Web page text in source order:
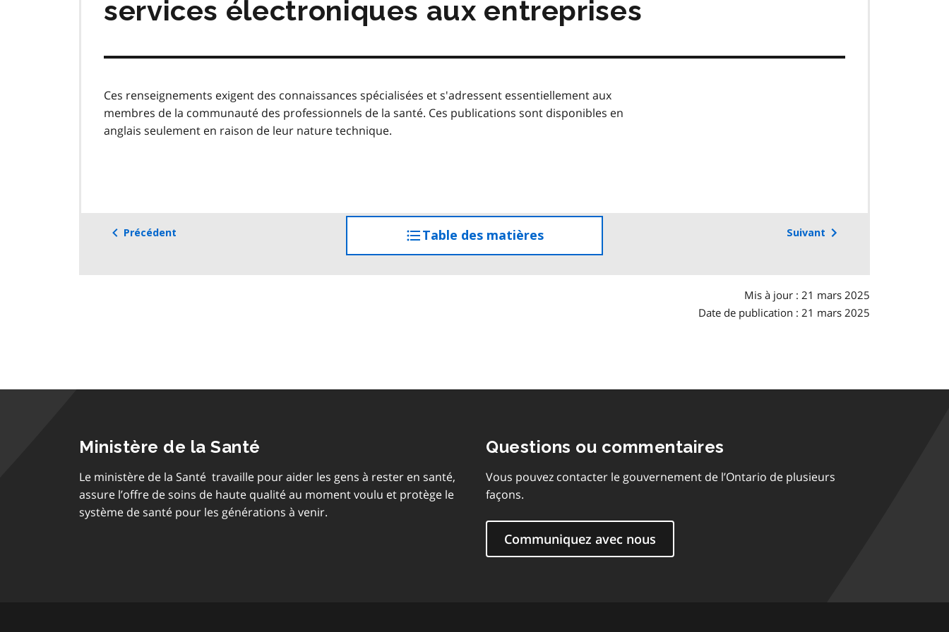
services électroniques aux entreprises
Ces renseignements exigent des connaissances spécialisées et s'adressent essentiellement aux
membres de la communauté des professionnels de la santé. Ces publications sont disponibles en
anglais seulement en raison de leur nature technique.
Précédent Table des matièresaccéder
à
Suivant
Mis à jour : 21 mars 2025
Date de publication : 21 mars 2025
Ministère de la Santé
Le ministère de la Santé travaille pour aider les gens à rester en santé,
assure l’offre de soins de haute qualité au moment voulu et protège le
système de santé pour les générations à venir.
Questions ou commentaires
Vous pouvez contacter le gouvernement de l’Ontario de plusieurs
façons.
Communiquez avec nous